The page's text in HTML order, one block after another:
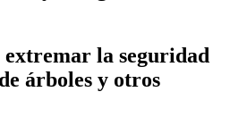
la seguridad
árboles y otros